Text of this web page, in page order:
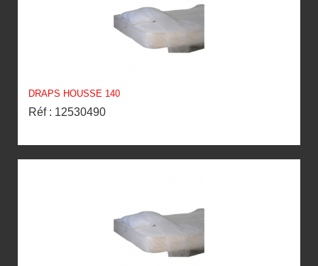
DRAPS HOUSSE 140
Réf : 12530490